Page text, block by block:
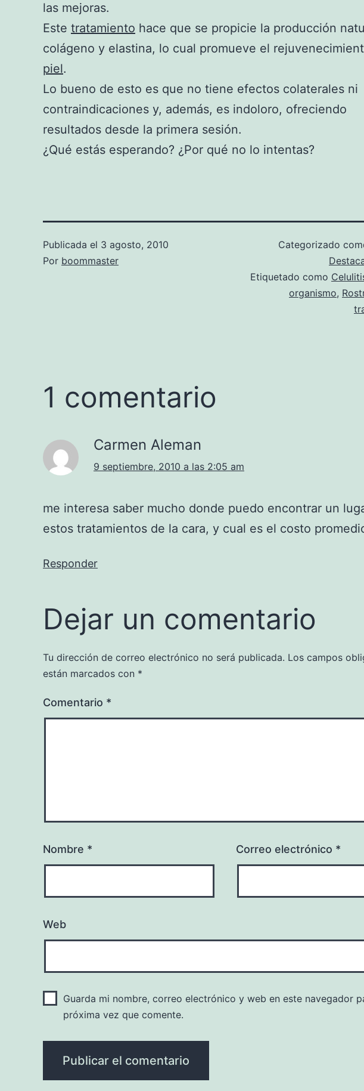
las mejoras.
Este tratamiento hace que se propicie la producción
colágeno y elastina, lo cual promueve el
piel.
Lo bueno de esto es que no tiene efectos colaterales ni
contraindicaciones y, además, es indoloro, ofreciendo
resultados desde la primera sesión.
¿Qué estás esperando? ¿Por qué no lo intentas?
Publicada el 3 agosto, 2010
Por boommaster
Categorizado
Etiquetado como
organismo,
1 comentario
Carmen Aleman
9 septiembre, 2010 a las 2:05 am
me interesa saber mucho donde puedo encontrar un
estos tratamientos de la cara, y cual es el costo
Responder
Dejar un comentario
Tu dirección de correo electrónico no será publicada. Los campos
están marcados con *
Comentario *
Nombre * Correo electrónico *
Web
Guarda mi nombre, correo electrónico y web en este navegador
próxima vez que comente.